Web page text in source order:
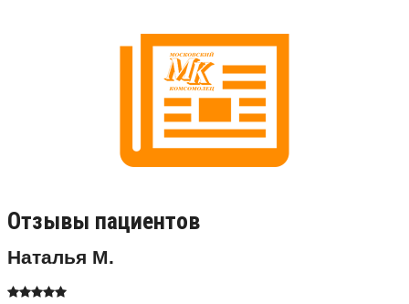
Отзывы пациентов
Наталья М.